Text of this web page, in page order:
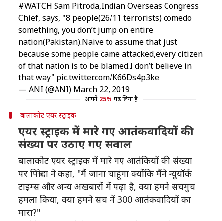
#WATCH Sam Pitroda,Indian Overseas Congress
Chief, says, "8 people(26/11 terrorists) comedo
something, you don’t jump on entire
nation(Pakistan).Naive to assume that just
because some people came attacked,every citizen
of that nation is to be blamed.I don’t believe in
that way" pic.twitter.com/K66Ds4p3ke
— ANI (@ANI) March 22, 2019
आपने 25% पढ़ लिया है
बालाकोट एयर स्ट्राइक
एयर स्ट्राइक में मारे गए आतंकवादियों की
संख्या पर उठाए गए सवाल
बालाकोट एयर स्ट्राइक में मारे गए आतंकियों की संख्या
पर पित्रोदा ने कहा, "मैं जाना चाहूंगा क्योंकि मैंने न्यूयॉर्क
टाइम्स और अन्य अखबारों में पढ़ा है, क्या हमने सचमुच
हमला किया, क्या हमने सच में 300 आतंकवादियों का
मारा?"